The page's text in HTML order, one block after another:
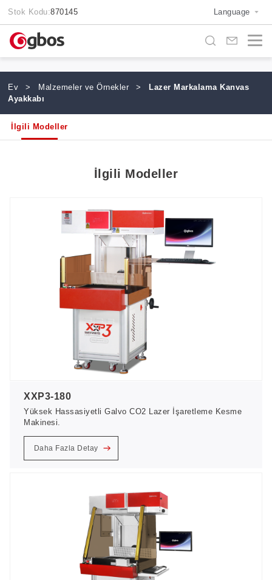
Stok Kodu:870145 Language
Ev > Malzemeler ve Örnekler >
Lazer Markalama Kanvas
Ayakkabı
İlgili Modeller
İlgili Modeller
XXP3-180
Yüksek Hassasiyetli Galvo CO2 Lazer İşaretleme Kesme
Makinesi.
Daha Fazla Detay